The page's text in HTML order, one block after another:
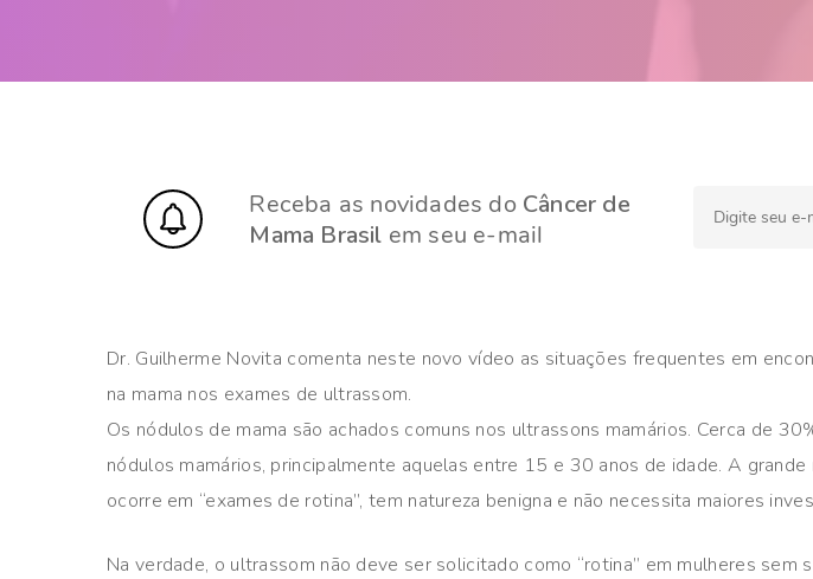
Receba as novidades do Câncer de
Mama Brasil em seu e-mail
Dr. Guilherme Novita comenta neste novo vídeo as situações frequentes em
na mama nos exames de ultrassom.
Os nódulos de mama são achados comuns nos ultrassons mamários. Cerca de
nódulos mamários, principalmente aquelas entre 15 e 30 anos de idade. A
ocorre em “exames de rotina”, tem natureza benigna e não necessita maiores
Na verdade, o ultrassom não deve ser solicitado como “rotina” em mulheres sem